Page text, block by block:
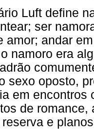
Luft define
ser
amor; andar
namoro era
sexo oposto,
em encontros
de
e